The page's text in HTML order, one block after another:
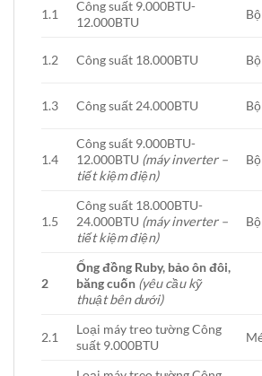
1.1
Công suất 9.000BTU-
12.000BTU
Bộ
1.2 Công suất 18.000BTU Bộ
1.3 Công suất 24.000BTU Bộ
1.4
Công suất 9.000BTU-
12.000BTU (máy inverter –
tiết kiệm điện)
Bộ
1.5
Công suất 18.000BTU-
24.000BTU (máy inverter –
tiết kiệm điện)
Bộ
2
Ống đồng Ruby, bảo ôn đôi,
băng cuốn (yêu cầu kỹ
thuật bên dưới)
2.1
Loại máy treo tường Công
suất 9.000BTU